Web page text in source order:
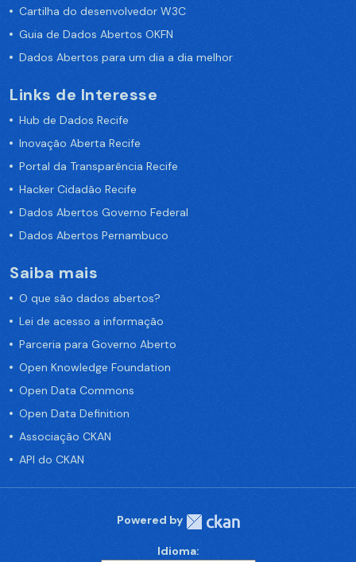
Cartilha do desenvolvedor W3C
Guia de Dados Abertos OKFN
Dados Abertos para um dia a dia melhor
Links de Interesse
Hub de Dados Recife
Inovação Aberta Recife
Portal da Transparência Recife
Hacker Cidadão Recife
Dados Abertos Governo Federal
Dados Abertos Pernambuco
Saiba mais
O que são dados abertos?
Lei de acesso a informação
Parceria para Governo Aberto
Open Knowledge Foundation
Open Data Commons
Open Data Definition
Associação CKAN
API do CKAN
Powered by
Idioma